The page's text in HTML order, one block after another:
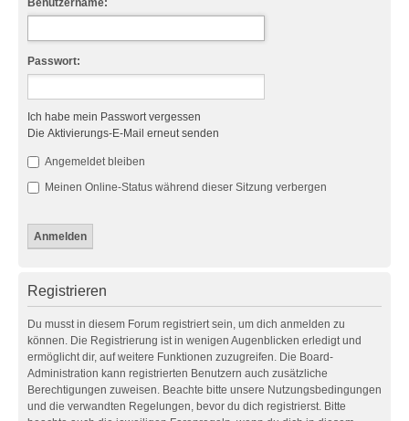
Benutzername:
Passwort:
Ich habe mein Passwort vergessen
Die Aktivierungs-E-Mail erneut senden
Angemeldet bleiben
Meinen Online-Status während dieser Sitzung verbergen
Registrieren
Du musst in diesem Forum registriert sein, um dich anmelden zu
können. Die Registrierung ist in wenigen Augenblicken erledigt und
ermöglicht dir, auf weitere Funktionen zuzugreifen. Die Board-
Administration kann registrierten Benutzern auch zusätzliche
Berechtigungen zuweisen. Beachte bitte unsere Nutzungsbedingungen
und die verwandten Regelungen, bevor du dich registrierst. Bitte